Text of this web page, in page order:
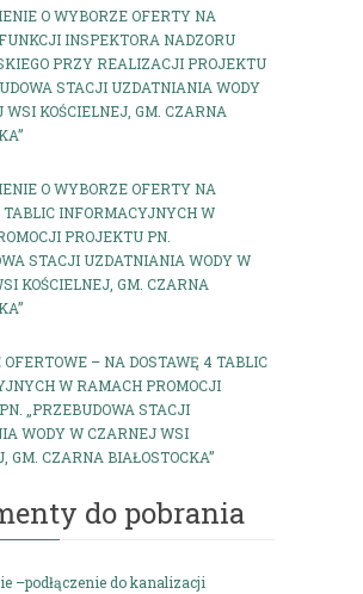
O WYBORZE OFERTY NA
INSPEKTORA NADZORU
PRZY REALIZACJI PROJEKTU
STACJI UZDATNIANIA WODY
WSI KOŚCIELNEJ, GM. CZARNA
O WYBORZE OFERTY NA
TABLIC INFORMACYJNYCH W
PROJEKTU PN.
STACJI UZDATNIANIA WODY W
KOŚCIELNEJ, GM. CZARNA
– NA DOSTAWĘ 4 TABLIC
W RAMACH PROMOCJI
„PRZEBUDOWA STACJI
WODY W CZARNEJ WSI
GM. CZARNA BIAŁOSTOCKA”
do pobrania
–podłączenie do kanalizacji